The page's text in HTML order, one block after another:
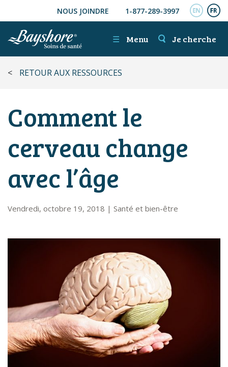
ALLER AU CONTENU PRINCIPAL
NOUS JOINDRE 1-877-289-3997
☰ Menu Je cherche
< RETOUR AUX RESSOURCES
Comment le
cerveau change
avec l’âge
Vendredi, octobre 19, 2018 | Santé et bien-être